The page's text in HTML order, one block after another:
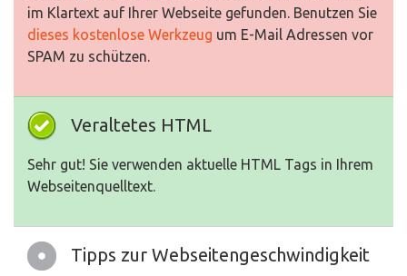
im Klartext auf Ihrer Webseite gefunden. Benutzen Sie
dieses kostenlose Werkzeug um E-Mail Adressen vor
SPAM zu schützen.
Veraltetes HTML
Sehr gut! Sie verwenden aktuelle HTML Tags in Ihrem
Webseitenquelltext.
Tipps zur Webseitengeschwindigkeit